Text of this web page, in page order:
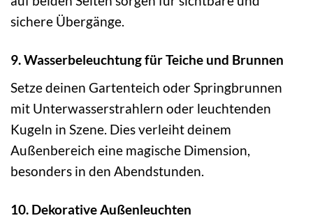
sichere Übergänge.
9. Wasserbeleuchtung für Teiche und Brunnen
Setze deinen Gartenteich oder Springbrunnen
mit Unterwasserstrahlern oder leuchtenden
Kugeln in Szene. Dies verleiht deinem
Außenbereich eine magische Dimension,
besonders in den Abendstunden.
10. Dekorative Außenleuchten